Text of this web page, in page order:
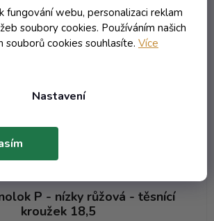
fungování webu, personalizaci reklam
soubory cookies. Používáním našich
souborů cookies souhlasíte. Více
Nastavení
P - nízky růžová - těsnící
kroužek 18,5